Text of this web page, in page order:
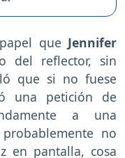
que Jennifer
del reflector, sin
que si no fuese
una petición de
a una
no
en pantalla, cosa